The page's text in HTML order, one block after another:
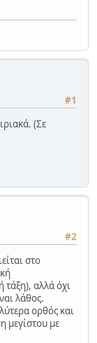
#1
(Σε
#2
στο
τάξη), αλλά όχι
λάθος.
ορθός και
μεγίστου με